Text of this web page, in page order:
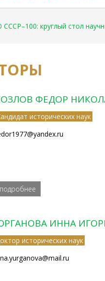
круглый стол
ФЕДОР
исторических наук
подробнее
ИННА
исторических наук